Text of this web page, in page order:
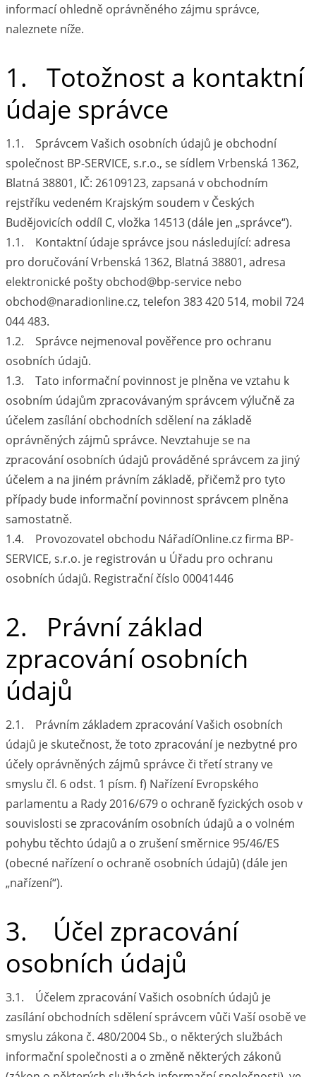
informací ohledně oprávněného zájmu správce,
naleznete níže.
1. Totožnost a kontaktní
údaje správce
1.1. Správcem Vašich osobních údajů je obchodní
společnost BP-SERVICE, s.r.o., se sídlem Vrbenská 1362,
Blatná 38801, IČ: 26109123, zapsaná v obchodním
rejstříku vedeném Krajským soudem v Českých
Budějovicích oddíl C, vložka 14513 (dále jen „správce“).
1.1. Kontaktní údaje správce jsou následující: adresa
pro doručování Vrbenská 1362, Blatná 38801, adresa
elektronické pošty obchod@bp-service nebo
obchod@naradionline.cz, telefon 383 420 514, mobil 724
044 483.
1.2. Správce nejmenoval pověřence pro ochranu
osobních údajů.
1.3. Tato informační povinnost je plněna ve vztahu k
osobním údajům zpracovávaným správcem výlučně za
účelem zasílání obchodních sdělení na základě
oprávněných zájmů správce. Nevztahuje se na
zpracování osobních údajů prováděné správcem za jiný
účelem a na jiném právním základě, přičemž pro tyto
případy bude informační povinnost správcem plněna
samostatně.
1.4. Provozovatel obchodu NářadíOnline.cz firma BP-
SERVICE, s.r.o. je registrován u Úřadu pro ochranu
osobních údajů. Registrační číslo 00041446
2. Právní základ
zpracování osobních
údajů
2.1. Právním základem zpracování Vašich osobních
údajů je skutečnost, že toto zpracování je nezbytné pro
účely oprávněných zájmů správce či třetí strany ve
smyslu čl. 6 odst. 1 písm. f) Nařízení Evropského
parlamentu a Rady 2016/679 o ochraně fyzických osob v
souvislosti se zpracováním osobních údajů a o volném
pohybu těchto údajů a o zrušení směrnice 95/46/ES
(obecné nařízení o ochraně osobních údajů) (dále jen
„nařízení“).
3. Účel zpracování
osobních údajů
3.1. Účelem zpracování Vašich osobních údajů je
zasílání obchodních sdělení správcem vůči Vaší osobě ve
smyslu zákona č. 480/2004 Sb., o některých službách
informační společnosti a o změně některých zákonů